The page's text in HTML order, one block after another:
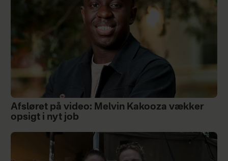
Afsløret på video: Melvin Kakooza vækker
opsigt i nyt job